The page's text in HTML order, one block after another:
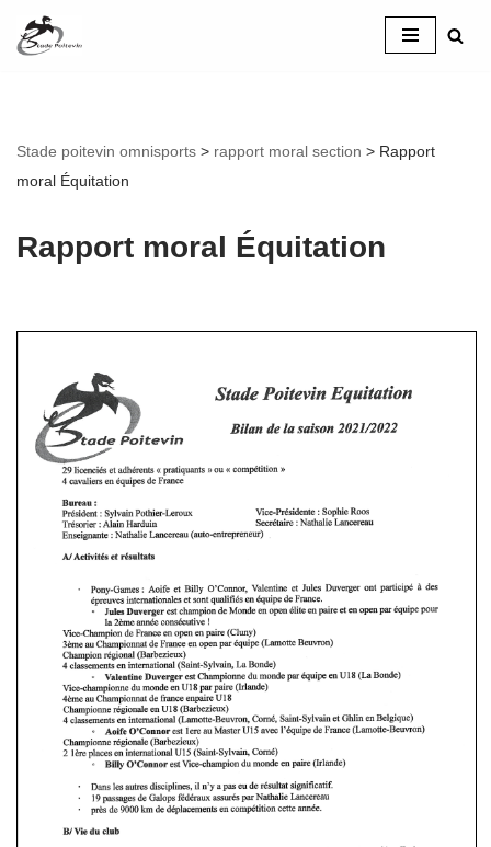
Aller
Stade poitevin omnisports > rapport moral section > Rapport
moral Équitation
Rapport moral Équitation